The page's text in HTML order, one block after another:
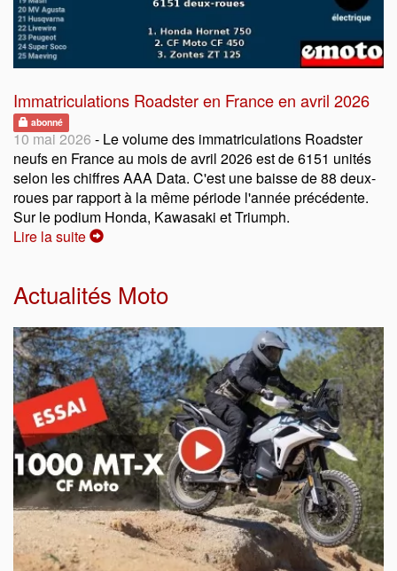
Immatriculations Roadster en France en avril 2026
abonné
10 mai 2026 - Le volume des immatriculations Roadster
neufs en France au mois de avril 2026 est de 6151 unités
selon les chiffres AAA Data. C'est une baisse de 88 deux-
roues par rapport à la même période l'année précédente.
Sur le podium Honda, Kawasaki et Triumph.
Lire la suite
Actualités Moto